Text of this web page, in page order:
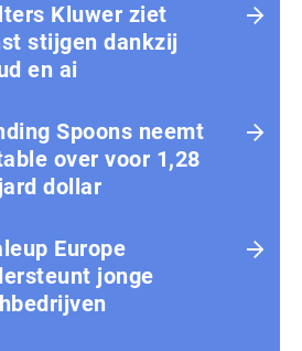
Kluwer ziet
stijgen dankzij
en ai
Spoons neemt
over voor 1,28
dollar
Europe
jonge